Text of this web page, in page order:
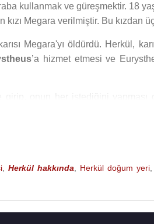
kullanmak ve güreşmektir. 18
Megara verilmiştir. Bu kızdan
Megara'yı öldürdü. Herkül,
’a hizmet etmesi ve
yapan
Kendisine verdiği bir "iş"
Giagantlara karşı
,Herkül hakkında Herkül doğum yeri,